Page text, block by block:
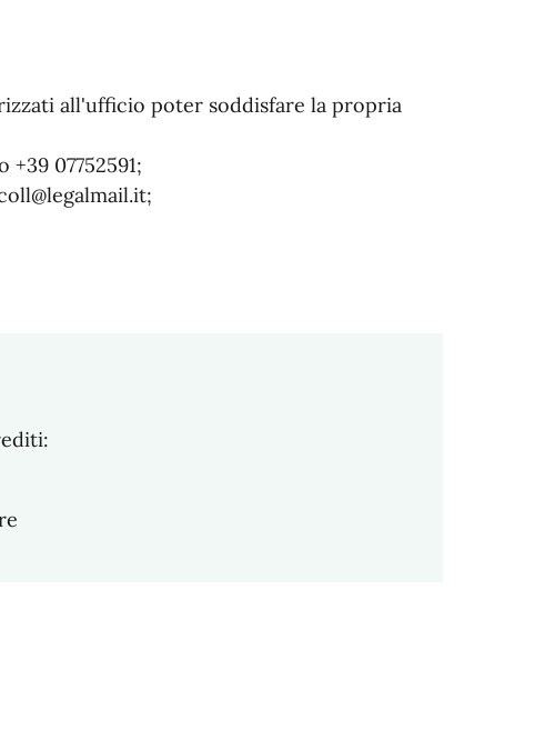
all'ufficio poter soddisfare la propria
07752591;